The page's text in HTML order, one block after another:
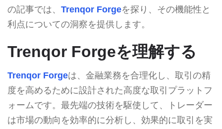
の記事では、 Trenqor Forgeを探り、その機能性と
利点についての洞察を提供します。
Trenqor Forgeを理解する
Trenqor Forgeは、金融業務を合理化し、取引の精
度を高めるために設計された高度な取引プラットフ
ォームです。最先端の技術を駆使して、トレーダー
は市場の動向を効率的に分析し、効果的に取引を実